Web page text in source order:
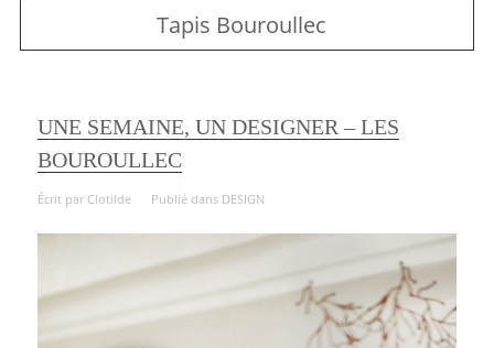
Tapis Bouroullec
UNE SEMAINE, UN DESIGNER – LES
BOUROULLEC
Écrit par Clotilde Publié dans DESIGN